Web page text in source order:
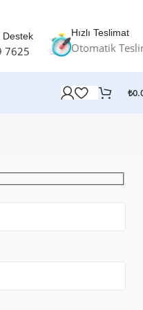
Destek
7625
Hızlı Teslimat
Otomatik
₺